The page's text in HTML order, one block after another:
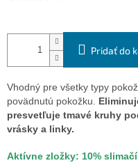
Pridať do
Vhodný pre všetky typy
povädnutú pokožku.
presvetľuje tmavé kruhy
vrásky a linky.
Aktívne zložky: 10%